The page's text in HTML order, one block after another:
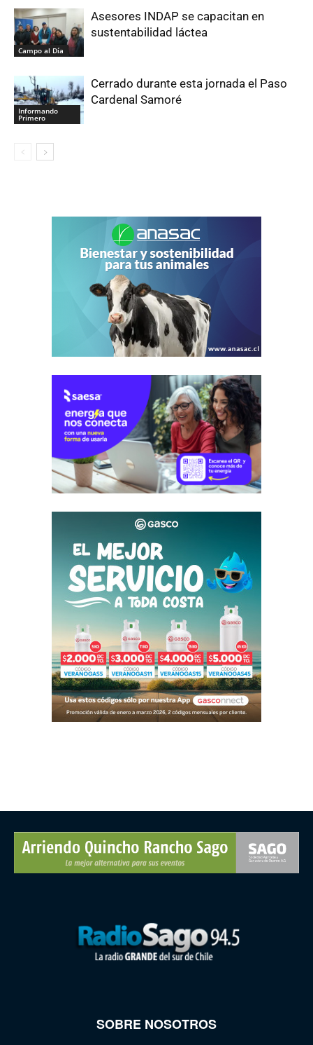
Campo al Día
Asesores INDAP se capacitan en
sustentabilidad láctea
Informando
Primero
Cerrado durante esta jornada el Paso
Cardenal Samoré
SOBRE NOSOTROS